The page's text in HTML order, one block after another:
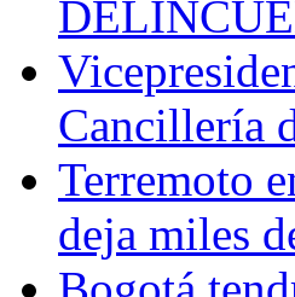
Cancillería
Terremoto
deja miles